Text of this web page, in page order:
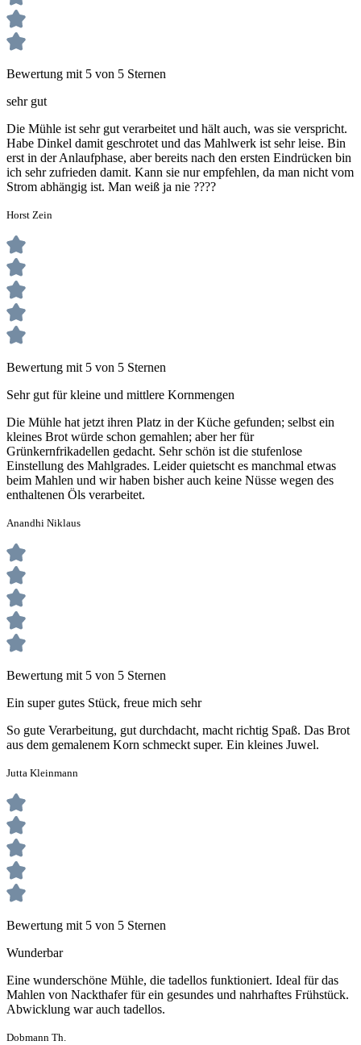
Bewertung mit 5 von 5 Sternen
sehr gut
Die Mühle ist sehr gut verarbeitet und hält auch, was sie verspricht.
Habe Dinkel damit geschrotet und das Mahlwerk ist sehr leise. Bin
erst in der Anlaufphase, aber bereits nach den ersten Eindrücken bin
ich sehr zufrieden damit. Kann sie nur empfehlen, da man nicht vom
Strom abhängig ist. Man weiß ja nie ????
Horst Zein
Bewertung mit 5 von 5 Sternen
Sehr gut für kleine und mittlere Kornmengen
Die Mühle hat jetzt ihren Platz in der Küche gefunden; selbst ein
kleines Brot würde schon gemahlen; aber her für
Grünkernfrikadellen gedacht. Sehr schön ist die stufenlose
Einstellung des Mahlgrades. Leider quietscht es manchmal etwas
beim Mahlen und wir haben bisher auch keine Nüsse wegen des
enthaltenen Öls verarbeitet.
Anandhi Niklaus
Bewertung mit 5 von 5 Sternen
Ein super gutes Stück, freue mich sehr
So gute Verarbeitung, gut durchdacht, macht richtig Spaß. Das Brot
aus dem gemalenem Korn schmeckt super. Ein kleines Juwel.
Jutta Kleinmann
Bewertung mit 5 von 5 Sternen
Wunderbar
Eine wunderschöne Mühle, die tadellos funktioniert. Ideal für das
Mahlen von Nackthafer für ein gesundes und nahrhaftes Frühstück.
Abwicklung war auch tadellos.
Dobmann Th.